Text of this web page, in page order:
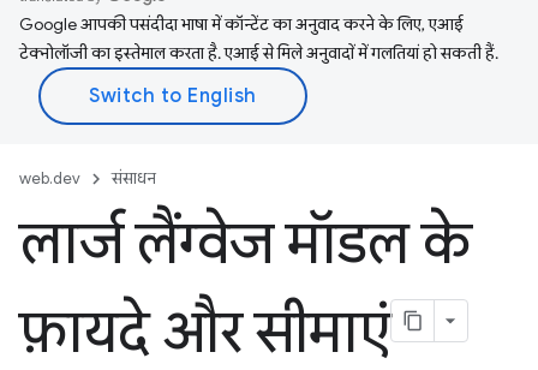
Google आपकी पसंदीदा भाषा में कॉन्टेंट का अनुवाद करने के लिए, एआई
टेक्नोलॉजी का इस्तेमाल करता है. एआई से मिले अनुवादों में गलतियां हो सकती हैं.
web.dev संसाधन
लार्ज लैंग्वेज मॉडल के
फ़ायदे और सीमाएं